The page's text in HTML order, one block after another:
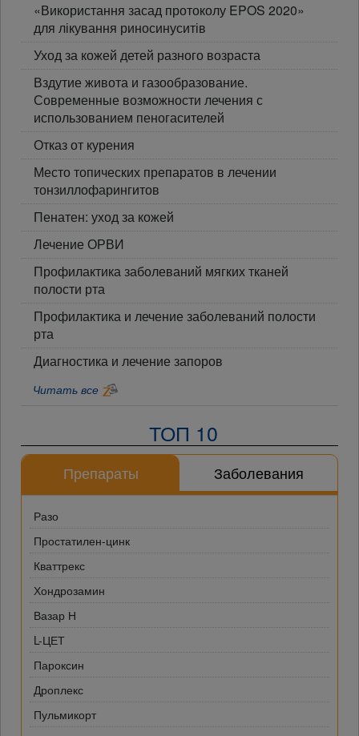
«Використання засад протоколу EPOS 2020»
для лікування риносинуситів
Уход за кожей детей разного возраста
Вздутие живота и газообразование.
Современные возможности лечения с
использованием пеногасителей
Отказ от курения
Место топических препаратов в лечении
тонзиллофарингитов
Пенатен: уход за кожей
Лечение ОРВИ
Профилактика заболеваний мягких тканей
полости рта
Профилактика и лечение заболеваний полости
рта
Диагностика и лечение запоров
Читать все
ТОП 10
Препараты Заболевания
Разо
Простатилен-цинк
Кваттрекс
Хондрозамин
Вазар Н
L-ЦЕТ
Пароксин
Дроплекс
Пульмикорт